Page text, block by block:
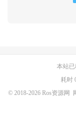
本站已
耗时
© 2018-2026 Ros资源网